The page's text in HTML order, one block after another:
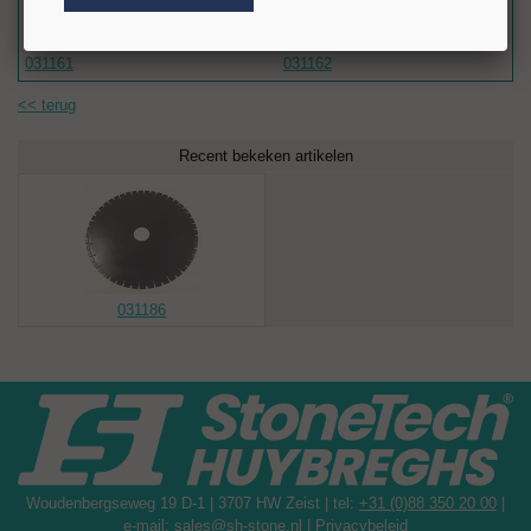
Aanbevolen door de Hardsteen groeve Carrières du Hainaut.
Diameter: Ø800 mm
Parameters
RPM: 1.000 - 1.200
Hardsteen 20 mm: Speed 3 m/min
031161 031162
<< terug
Recent bekeken artikelen
031186
Woudenbergseweg 19 D-1 | 3707 HW Zeist | tel: +31 (0)88 350 20 00
e-mail: sales@sh-stone.nl Privacybeleid